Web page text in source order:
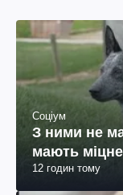
Соціум
З ними не
мають
12 годин тому